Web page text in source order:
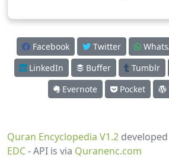
Facebook Twitter
LinkedIn
Buffer Tumblr
Evernote
Pocket
Quran Encyclopedia V1.2
EDC- API is via Quranenc.com